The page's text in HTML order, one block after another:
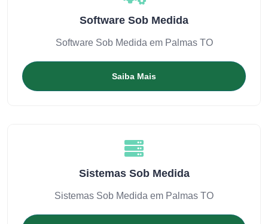
Software Sob Medida
Software Sob Medida em Palmas TO
Saiba Mais
Sistemas Sob Medida
Sistemas Sob Medida em Palmas TO